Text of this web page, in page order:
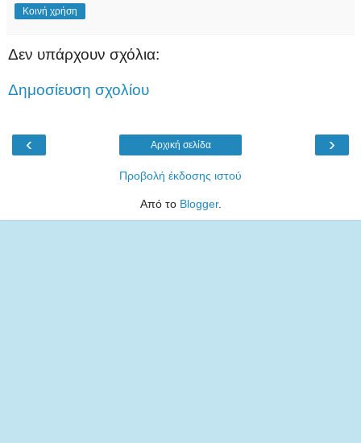
Κοινή χρήση
Δεν υπάρχουν σχόλια:
Δημοσίευση σχολίου
‹ ›
Αρχική σελίδα
Προβολή έκδοσης ιστού
Από το Blogger.